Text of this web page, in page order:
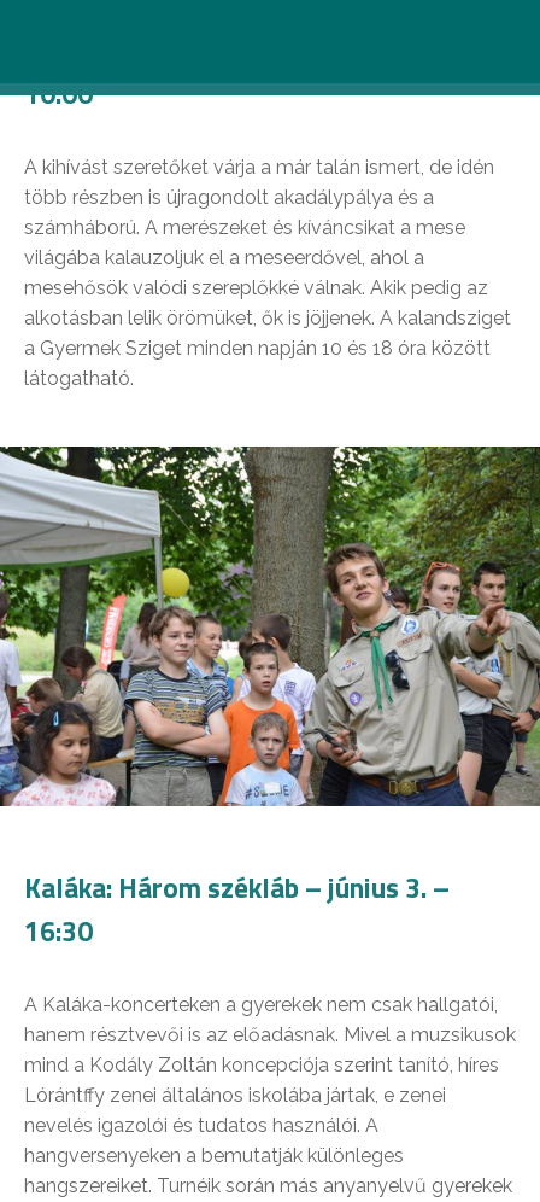
10:00
A kihívást szeretőket várja a már talán ismert, de idén
több részben is újragondolt akadálypálya és a
számháború. A merészeket és kíváncsikat a mese
világába kalauzoljuk el a meseerdővel, ahol a
mesehősök valódi szereplőkké válnak. Akik pedig az
alkotásban lelik örömüket, ők is jöjjenek. A kalandsziget
a Gyermek Sziget minden napján 10 és 18 óra között
látogatható.
Kaláka: Három székláb – június 3. –
16:30
A Kaláka-koncerteken a gyerekek nem csak hallgatói,
hanem résztvevői is az előadásnak. Mivel a muzsikusok
mind a Kodály Zoltán koncepciója szerint tanító, híres
Lórántffy zenei általános iskolába jártak, e zenei
nevelés igazolói és tudatos használói. A
hangversenyeken a bemutatják különleges
hangszereiket. Turnéik során más anyanyelvű gyerekek